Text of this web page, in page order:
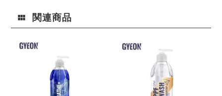
関連商品